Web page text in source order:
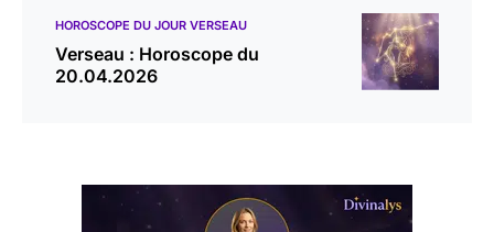
HOROSCOPE DU JOUR VERSEAU
Verseau : Horoscope du
20.04.2026